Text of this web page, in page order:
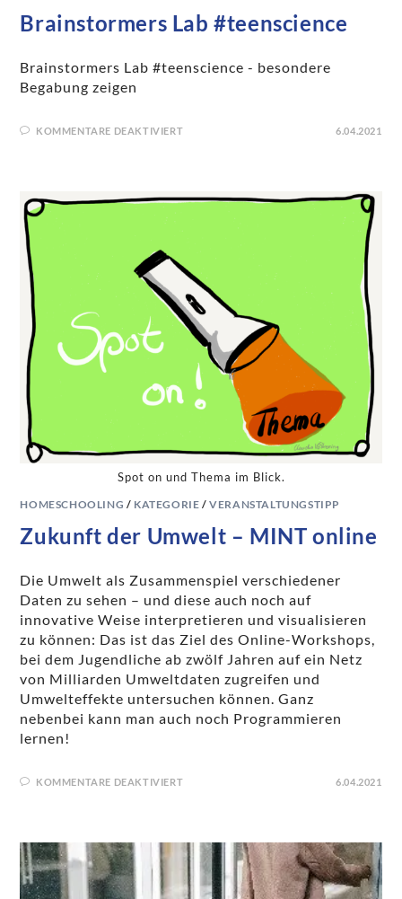
Brainstormers Lab #teenscience
Brainstormers Lab #teenscience - besondere
Begabung zeigen
KOMMENTARE DEAKTIVIERT 6.04.2021
Spot on und Thema im Blick.
HOMESCHOOLING / KATEGORIE /VERANSTALTUNGSTIPP
Zukunft der Umwelt – MINT online
Die Umwelt als Zusammenspiel verschiedener
Daten zu sehen – und diese auch noch auf
innovative Weise interpretieren und visualisieren
zu können: Das ist das Ziel des Online-Workshops,
bei dem Jugendliche ab zwölf Jahren auf ein Netz
von Milliarden Umweltdaten zugreifen und
Umwelteffekte untersuchen können. Ganz
nebenbei kann man auch noch Programmieren
lernen!
KOMMENTARE DEAKTIVIERT 6.04.2021